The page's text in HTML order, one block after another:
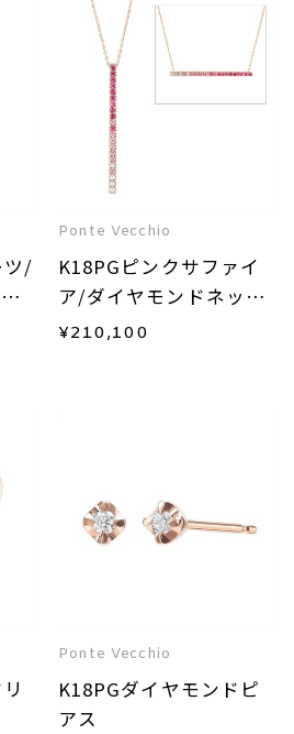
ツ/
Ponte Vecchio
K18PGピンクサファイ
ア/ダイヤモンドネック
レス
¥210,100
Ponte Vecchio
K18PGダイヤモンドピ
アス